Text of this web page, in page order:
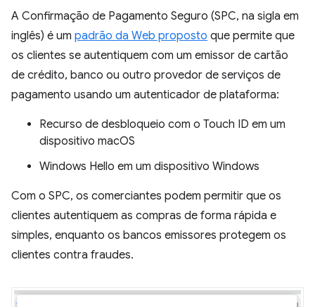
A Confirmação de Pagamento Seguro (SPC, na sigla em
inglês) é um padrão da Web proposto que permite que
os clientes se autentiquem com um emissor de cartão
de crédito, banco ou outro provedor de serviços de
pagamento usando um autenticador de plataforma:
Recurso de desbloqueio com o Touch ID em um
dispositivo macOS
Windows Hello em um dispositivo Windows
Com o SPC, os comerciantes podem permitir que os
clientes autentiquem as compras de forma rápida e
simples, enquanto os bancos emissores protegem os
clientes contra fraudes.